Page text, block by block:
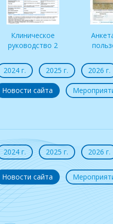
Клиническое
руководство 2
2024 г. 2025 г. 2026 г.
Новости сайта
2024 г. 2025 г. 2026 г.
Новости сайта